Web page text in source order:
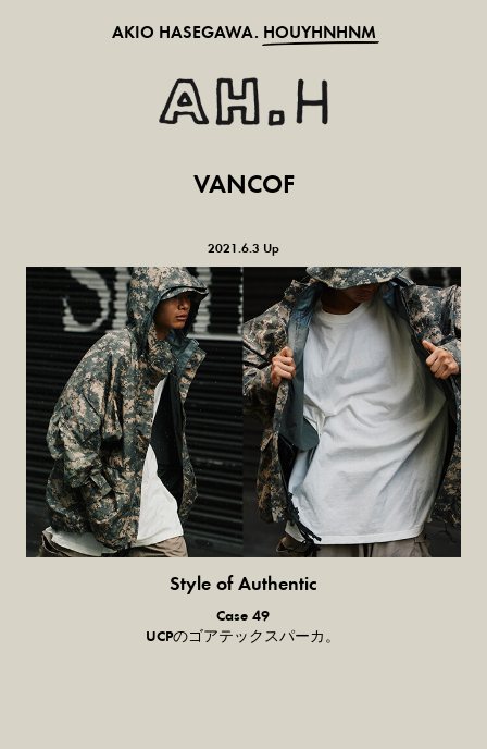
AKIO HASEGAWA. HOUYHNHNM
VANCOF
2021.6.3 Up
Style of Authentic
普通の服、
普通のスタイル。
Case 49
UCPのゴアテックスパーカ。